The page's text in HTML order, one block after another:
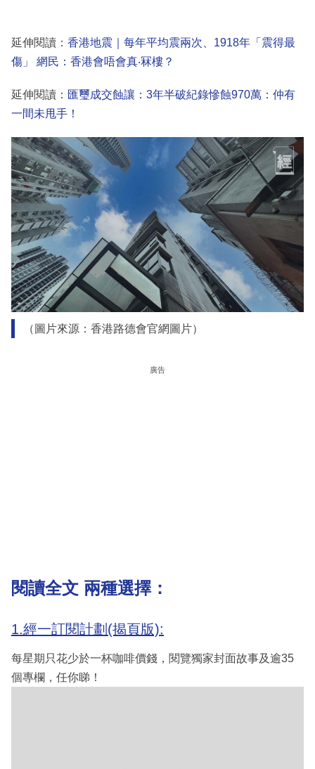
延伸閱讀： 香港地震｜每年平均震兩次、1918年「震得最
傷」 網民：香港會唔會真‧冧樓？
延伸閱讀： 匯璽成交蝕讓：3年半破紀錄慘蝕970萬：仲有
一間未甩手！
（圖片來源：香港路德會官網圖片）
廣告
閱讀全文 兩種選擇：
1.經一訂閱計劃(揭頁版):
每星期只花少於一杯咖啡價錢，閱覽獨家封面故事及逾35
個專欄，任你睇！